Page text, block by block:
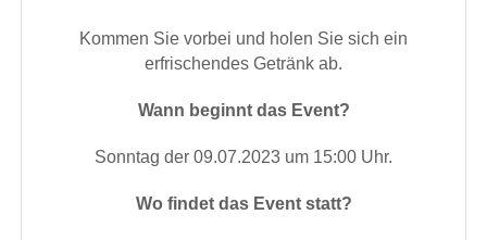
Kommen Sie vorbei und holen Sie sich ein
erfrischendes Getränk ab.
Wann beginnt das Event?
Sonntag der 09.07.2023 um 15:00 Uhr.
Wo findet das Event statt?